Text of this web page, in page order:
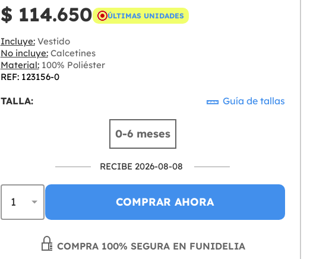
$ 114.650 ÚLTIMAS UNIDADES
Incluye:Vestido
No incluye:Calcetines
Material:100% Poliéster
REF: 123156-0
TALLA: Guía de tallas
0-6 meses
RECIBE 2026-08-08
COMPRAR AHORA
COMPRA 100% SEGURA EN FUNIDELIA